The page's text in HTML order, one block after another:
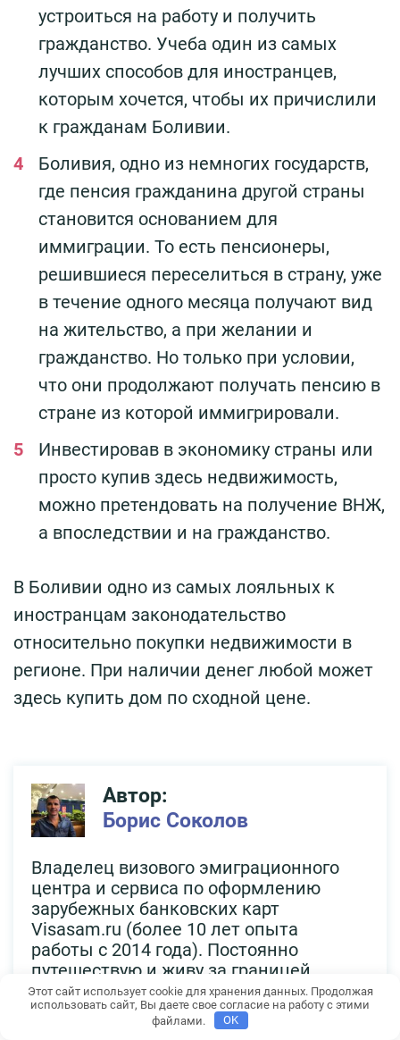
устроиться на работу и получить
гражданство. Учеба один из самых
лучших способов для иностранцев,
которым хочется, чтобы их причислили
к гражданам Боливии.
Боливия, одно из немногих государств,
где пенсия гражданина другой страны
становится основанием для
иммиграции. То есть пенсионеры,
решившиеся переселиться в страну, уже
в течение одного месяца получают вид
на жительство, а при желании и
гражданство. Но только при условии,
что они продолжают получать пенсию в
стране из которой иммигрировали.
Инвестировав в экономику страны или
просто купив здесь недвижимость,
можно претендовать на получение ВНЖ,
а впоследствии и на гражданство.
В Боливии одно из самых лояльных к
иностранцам законодательство
относительно покупки недвижимости в
регионе. При наличии денег любой может
здесь купить дом по сходной цене.
Автор:
Борис Соколов
Владелец визового эмиграционного
центра и сервиса по оформлению
зарубежных банковских карт
Visasam.ru (более 10 лет опыта
работы с 2014 года). Постоянно
путешествую и живу за границей,
был более чем в 50 странах.
Этот сайт использует cookie для хранения данных. Продолжая
использовать сайт, Вы даете свое согласие на работу с этими
файлами.
OK